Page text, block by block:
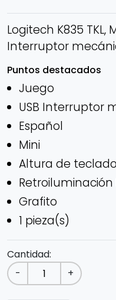
Logitech K835 TKL,
Interruptor
Puntos destacados
Juego
USB Interruptor
Español
Mini
Altura de
Retroiluminación
Grafito
1 pieza(s)
Cantidad:
-
+